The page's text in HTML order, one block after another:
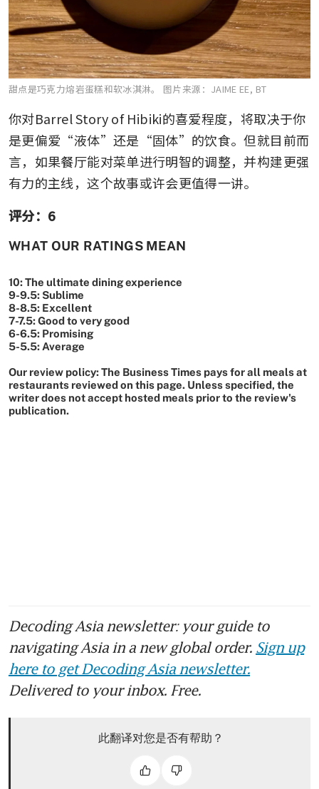
甜点是巧克力熔岩蛋糕和软冰淇淋。 图片来源：JAIME EE, BT
你对Barrel Story of Hibiki的喜爱程度，将取决于你
是更偏爱“液体”还是“固体”的饮食。但就目前而
言，如果餐厅能对菜单进行明智的调整，并构建更强
有力的主线，这个故事或许会更值得一讲。
评分：6
Decoding Asia newsletter: your guide to
navigating Asia in a new global order. Sign up
here to get Decoding Asia newsletter.
Delivered to your inbox. Free.
此翻译对您是否有帮助？